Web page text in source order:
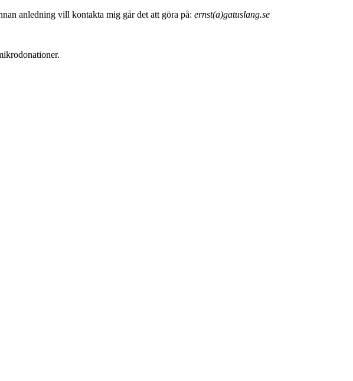
anledning vill kontakta mig går det att göra på: ernst(a)gatuslang.se